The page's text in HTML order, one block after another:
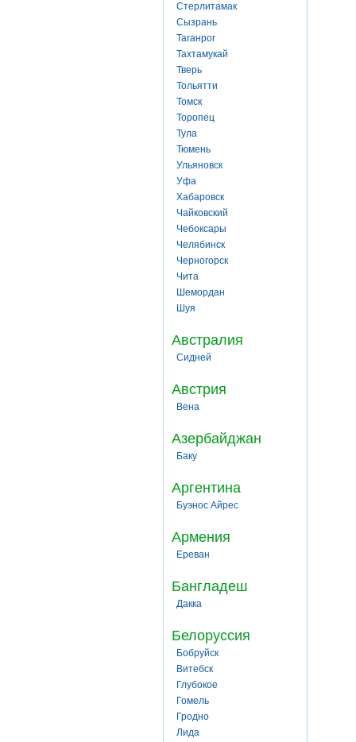
Стерлитамак
Сызрань
Таганрог
Тахтамукай
Тверь
Тольятти
Томск
Торопец
Тула
Тюмень
Ульяновск
Уфа
Хабаровск
Чайковский
Чебоксары
Челябинск
Черногорск
Чита
Шемордан
Шуя
Австралия
Сидней
Австрия
Вена
Азербайджан
Баку
Аргентина
Буэнос Айрес
Армения
Ереван
Бангладеш
Дакка
Белоруссия
Бобруйск
Витебск
Глубокое
Гомель
Гродно
Лида